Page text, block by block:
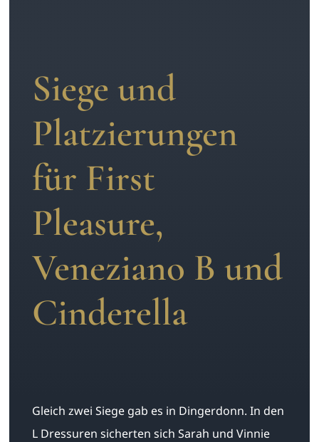
Siege und
Platzierungen
für First
Pleasure,
Veneziano B und
Cinderella
Gleich zwei Siege gab es in Dingerdonn. In den
L Dressuren sicherten sich Sarah und Vinnie